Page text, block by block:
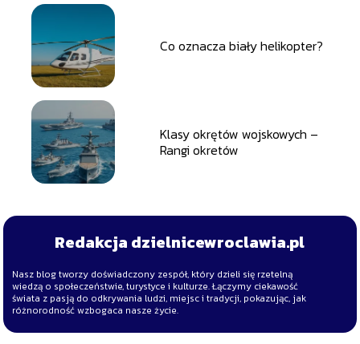
Co oznacza biały helikopter?
Klasy okrętów wojskowych –
Rangi okretów
Redakcja dzielnicewroclawia.pl
Nasz blog tworzy doświadczony zespół, który dzieli się rzetelną
wiedzą o społeczeństwie, turystyce i kulturze. Łączymy ciekawość
świata z pasją do odkrywania ludzi, miejsc i tradycji, pokazując, jak
różnorodność wzbogaca nasze życie.